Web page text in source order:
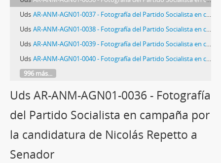
Uds AR-ANM-AGN01-0037 - Fotografía del Partido Socialista en campaña por la candidatura de Nicolás Repetto a Senador
Uds AR-ANM-AGN01-0038 - Fotografía del Partido Socialista en campaña por la candidatura de Nicolás Repetto a Senador
Uds AR-ANM-AGN01-0039 - Fotografía del Partido Socialista en campaña por la candidatura de Nicolás Repetto a Senador
Uds AR-ANM-AGN01-0040 - Fotografía del Partido Socialista en campaña por la candidatura de Nicolás Repetto a Senador
996 más...
Uds AR-ANM-AGN01-0036 - Fotografía
del Partido Socialista en campaña por
la candidatura de Nicolás Repetto a
Senador